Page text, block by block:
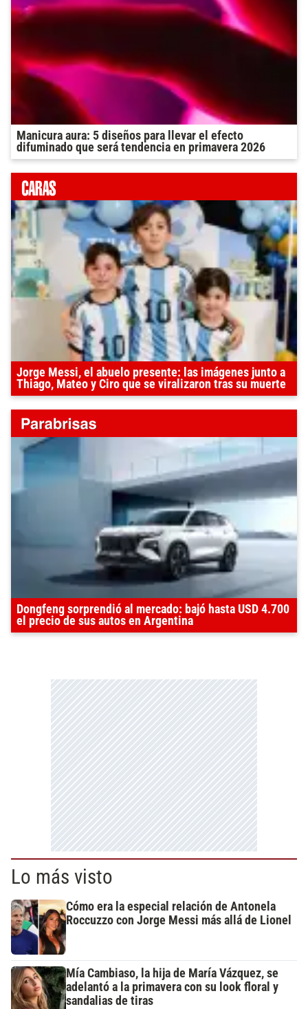
Manicura aura: 5 diseños para llevar el efecto
difuminado que será tendencia en primavera 2026
Jorge Messi, el abuelo presente: las imágenes junto a
Thiago, Mateo y Ciro que se viralizaron tras su muerte
Dongfeng sorprendió al mercado: bajó hasta USD 4.700
el precio de sus autos en Argentina
Lo más visto
Cómo era la especial relación de Antonela
Roccuzzo con Jorge Messi más allá de Lionel
Mía Cambiaso, la hija de María Vázquez, se
adelantó a la primavera con su look floral y
sandalias de tiras